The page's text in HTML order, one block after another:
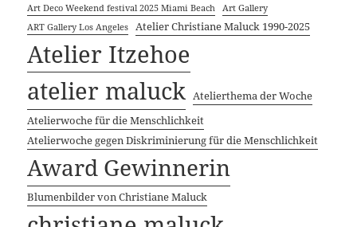
Art Deco Weekend festival 2025 Miami Beach
Art Gallery
ART Gallery Los Angeles
Atelier Christiane Maluck 1990-2025
Atelier Itzehoe
atelier maluck Atelierthema der Woche
Atelierwoche für die Menschlichkeit
Atelierwoche gegen Diskriminierung für die Menschlichkeit
Award Gewinnerin
Blumenbilder von Christiane Maluck